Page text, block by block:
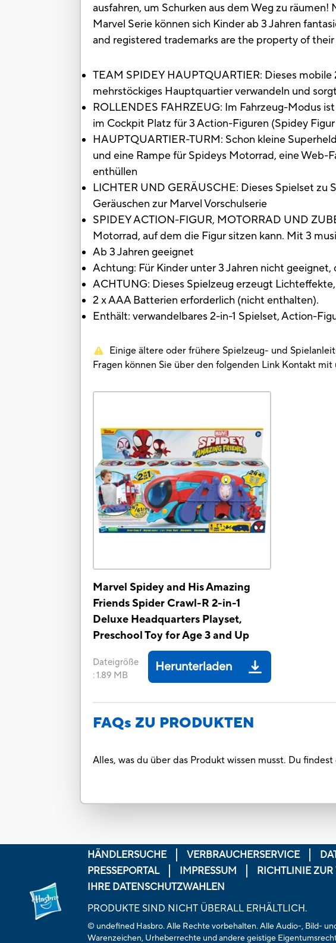
ausfahren, um Schurken aus dem Weg zu
Marvel Serie können sich Kinder ab 3 Jahren
and registered trademarks are the property of
TEAM SPIDEY HAUPTQUARTIER: Dieses mobile
mehrstöckiges Hauptquartier verwandeln und
ROLLENDES FAHRZEUG: Im Fahrzeug-Modus
im Cockpit Platz für 3 Action-Figuren (Spidey
HAUPTQUARTIER-TURM: Schon kleine
und eine Rampe für Spideys Motorrad, eine Web-
enthüllen
LICHTER UND GERÄUSCHE: Dieses Spielset
Geräuschen zur Marvel Vorschulserie
SPIDEY ACTION-FIGUR, MOTORRAD UND
Motorrad, auf dem die Figur sitzen kann. Mit 3
Ab 3 Jahren geeignet
Achtung: Für Kinder unter 3 Jahren nicht
ACHTUNG: Dieses Spielzeug erzeugt
2 x AAA Batterien erforderlich (nicht enthalten).
Enthält: verwandelbares 2-in-1 Spielset, Action-
Einige ältere oder frühere Spielzeug- und
Fragen können Sie über den folgenden Link Kontakt
Marvel Spidey and His Amazing
Friends Spider Crawl-R 2-in-1
Deluxe Headquarters Playset,
Preschool Toy for Age 3 and Up
Dateigröße
:1.89 MB
Herunterladen
FAQs ZU PRODUKTEN
Alles, was du über das Produkt wissen musst. Du
HÄNDLERSUCHE VERBRAUCHERSERVICE
PRESSEPORTAL
IMPRESSUM RICHTLINIE
IHRE DATENSCHUTZWAHLEN
PRODUKTE SIND NICHT ÜBERALL ERHÄLTLICH.
© undefined Hasbro. Alle Rechte vorbehalten. Alle Audio-, Bild-
Warenzeichen, Urheberrechte und andere geistige